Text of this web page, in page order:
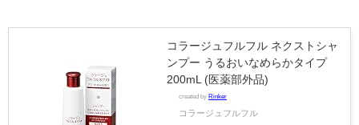
コラージュフルフル ネクストシャ
ンプー うるおいなめらかタイプ
200mL (医薬部外品)
created by Rinker
コラージュフルフル